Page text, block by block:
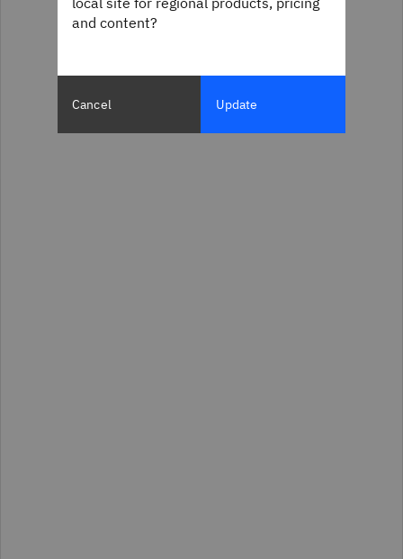
and content?
Cancel Update